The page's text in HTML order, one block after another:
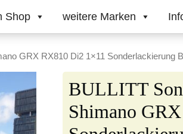
Shop weitere Marken
GRX RX810 Di2 1×11 Sonderlackierung
BULLITT
Shimano